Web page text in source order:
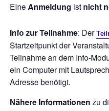
EineAnmeldung ist nicht
Info zur Teilnahme: Der
Startzeitpunkt der
Teilnahme an dem Info-
ein Computer mit
Adresse benötigt.
Nähere Informationen zu